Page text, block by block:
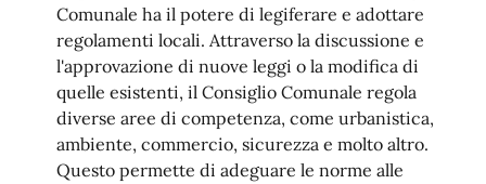
Comunale ha il potere di legiferare e adottare
regolamenti locali. Attraverso la discussione e
l'approvazione di nuove leggi o la modifica di
quelle esistenti, il Consiglio Comunale regola
diverse aree di competenza, come urbanistica,
ambiente, commercio, sicurezza e molto altro.
Questo permette di adeguare le norme alle